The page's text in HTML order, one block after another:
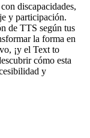
discapacidades,
y participación.
de TTS según tus
la forma en
¡y el Text to
cómo esta
y